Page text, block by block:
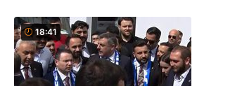
18:41